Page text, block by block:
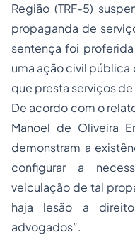
Região (TRF-5)
propaganda de
sentença foi
uma ação civil pública
que presta serviços
De acordo com o
Manoel de Oliveira
demonstram a
configurar a
veiculação de tal
haja lesão a
advogados”.